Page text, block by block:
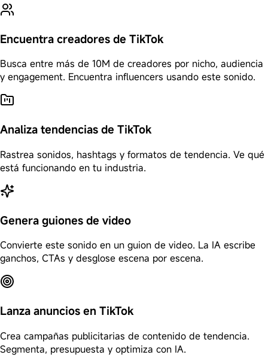
Encuentra creadores de TikTok
Busca entre más de 10M de creadores por nicho, audiencia
y engagement. Encuentra influencers usando este sonido.
Analiza tendencias de TikTok
Rastrea sonidos, hashtags y formatos de tendencia. Ve qué
está funcionando en tu industria.
Genera guiones de video
Convierte este sonido en un guion de video. La IA escribe
ganchos, CTAs y desglose escena por escena.
Lanza anuncios en TikTok
Crea campañas publicitarias de contenido de tendencia.
Segmenta, presupuesta y optimiza con IA.